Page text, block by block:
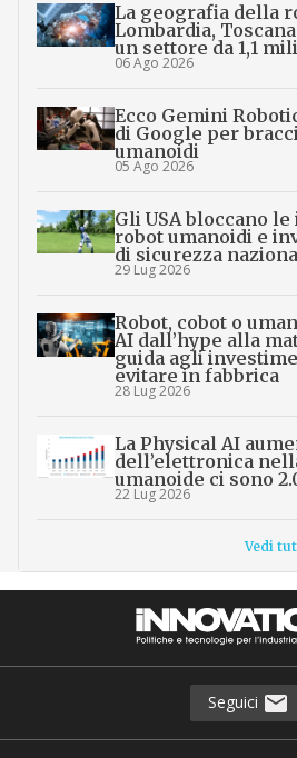
La geografia della
Lombardia,
un settore da 1,1
06 Ago 2026
Ecco Gemini
di Google per
umanoidi
05 Ago 2026
Gli USA bloccano
robot umanoidi e
di sicurezza
29 Lug 2026
Robot, cobot o
AI dall’hype alla
guida agli
evitare in fabbrica
28 Lug 2026
La Physical AI
dell’elettronica
umanoide ci sono
22 Lug 2026
Vedi
Seguici